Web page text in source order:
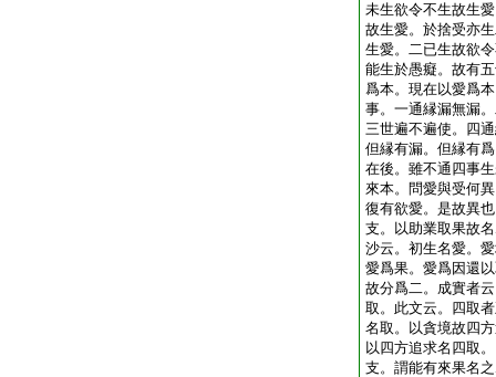
未生欲令不生故生
故生愛。於捨受亦
生愛。二已生故欲
能生於愚癡。故有
爲本。現在以愛爲
事。一通縁漏無漏
三世遍不遍使。四
但縁有漏。但縁有
在後。雖不通四事
來本。問愛與受何
復有欲愛。是故異
支。以助業取果故
沙云。初生名愛。
愛爲果。愛爲因還
故分爲二。成實者
取。此文云。四取
名取。以貪境故四
以四方追求名四取
支。謂能有來果名